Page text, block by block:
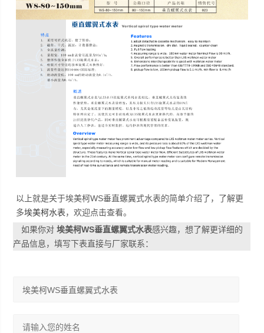
以上就是关于埃美柯WS垂直螺翼式水表的简单介绍了，了解更
多埃美柯水表，欢迎点击查看。
如果你对埃美柯WS垂直螺翼式水表感兴趣，想了解更详细的
产品信息，填写下表直接与厂家联系：